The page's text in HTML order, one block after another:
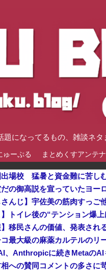
になってるもの、雑談ネタ
ゅーぷる まとめくすアンテナ
出場校 猛暑と資金難に苦し
さんじ】宇佐美の筋肉すっご
】移民さんの価値、発表され
コ最大級の麻薬カルテルのリ